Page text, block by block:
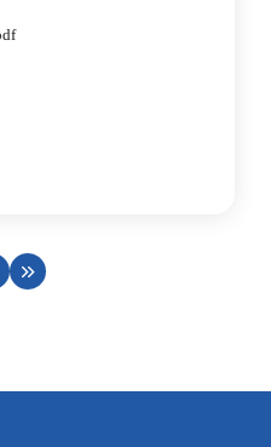
la page 2
suivante
Aller à la dernière page